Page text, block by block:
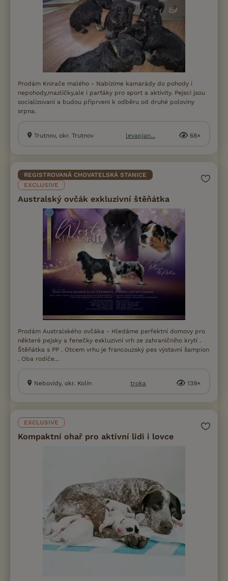
Prodám Knírače malého - Nabízíme kamarády do pohody i
nepohody,mazlíčky,ale i parťáky pro sport a aktivity. Pejsci jsou
socializovaní a budou připrveni k odběru od druhé poloviny
srpna.
Trutnov, okr. Trutnov levapjan... 68×
REGISTROVANÁ CHOVATELSKÁ STANICE
EXCLUSIVE
Australský ovčák exkluzivní štěňátka
Prodám Australského ovčáka - Hledáme perfektní domovy pro
některé pejsky a fenečky exkluzivní vrh ze zahraničního krytí .
Štěňátka s PP . Otcem vrhu je francouzský pes výstavní šampion
. Oba rodiče...
Nebovidy, okr. Kolín troka 139×
EXCLUSIVE
Kompaktní ohař pro aktivní lidi i lovce